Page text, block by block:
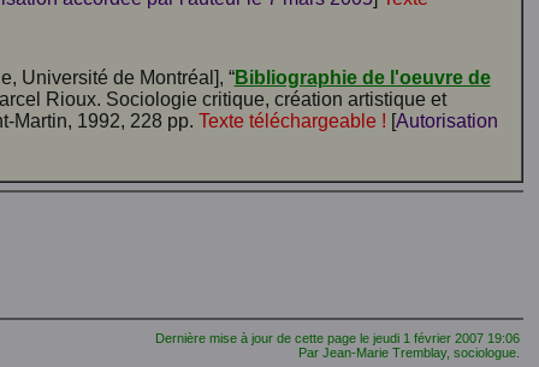
Université de Montréal], “Bibliographie de l'oeuvre de
Rioux. Sociologie critique, création artistique et
Martin, 1992, 228 pp. Texte téléchargeable ! [Autorisation
Dernière mise à jour de cette page le jeudi 1 février 2007 19:06
Par Jean-Marie Tremblay, sociologue.